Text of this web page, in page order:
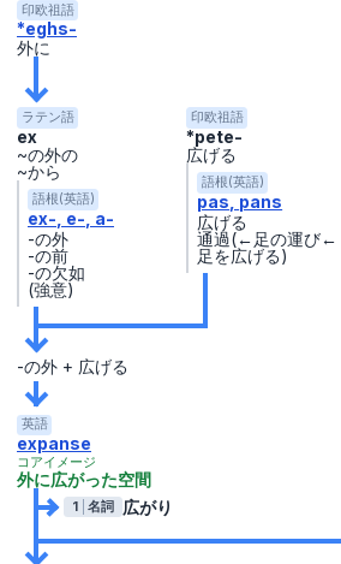
印欧祖語
*eghs-
外に
ラテン語
ex
~の外の
~から
語根(英語)
ex- e- a-
-の外
-の前
-の欠如
(強意)
印欧祖語
*pete-
広げる
語根(英語)
pas pans
広げる
通過(←足の運び←
足を広げる)
-の外 + 広げる
英語
expanse
コアイメージ
外に広がった空間
1 名詞 広がり